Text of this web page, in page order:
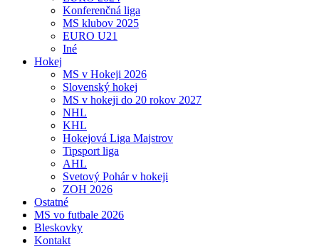
Konferenčná liga
MS klubov 2025
EURO U21
Iné
Hokej
MS v Hokeji 2026
Slovenský hokej
MS v hokeji do 20 rokov 2027
NHL
KHL
Hokejová Liga Majstrov
Tipsport liga
AHL
Svetový Pohár v hokeji
ZOH 2026
Ostatné
MS vo futbale 2026
Bleskovky
Kontakt